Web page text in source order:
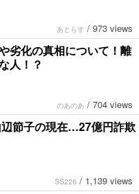
あとらす / 973 views
劣化の真相について！離
人！？
のあのあ / 704 views
節子の現在…27億円詐欺
SS226 / 1,139 views